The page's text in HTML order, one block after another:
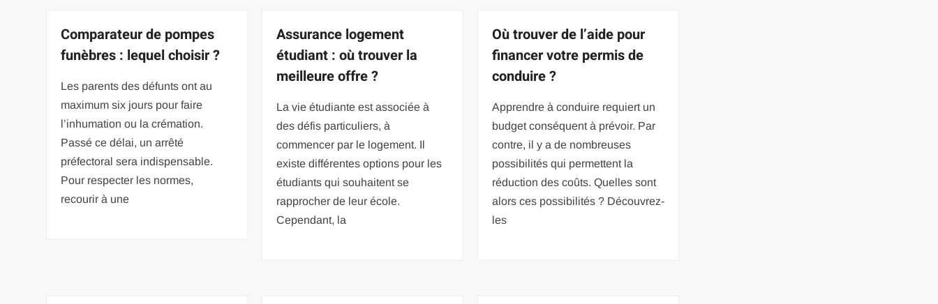
Comparateur de pompes
funèbres : lequel choisir ?
Les parents des défunts ont au
maximum six jours pour faire
l’inhumation ou la crémation.
Passé ce délai, un arrêté
préfectoral sera indispensable.
Pour respecter les normes,
recourir à une
Assurance logement
étudiant : où trouver la
meilleure offre ?
La vie étudiante est associée à
des défis particuliers, à
commencer par le logement. Il
existe différentes options pour les
étudiants qui souhaitent se
rapprocher de leur école.
Cependant, la
Où trouver de l’aide pour
financer votre permis de
conduire ?
Apprendre à conduire requiert un
budget conséquent à prévoir. Par
contre, il y a de nombreuses
possibilités qui permettent la
réduction des coûts. Quelles sont
alors ces possibilités ? Découvrez-
les